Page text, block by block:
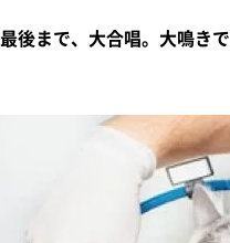
後まで、大合唱。大鳴きで